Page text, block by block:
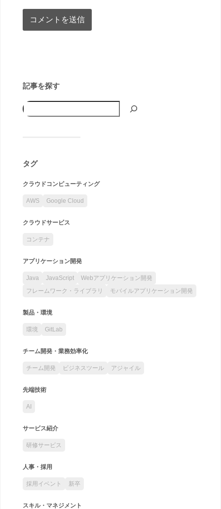
記事を探す
タグ
クラウドコンピューティング
AWS Google Cloud
クラウドサービス
コンテナ
アプリケーション開発
Java JavaScript
Webアプリケーション開発
フレームワーク・ライブラリ
モバイルアプリケーション開発
製品・環境
環境 GitLab
チーム開発・業務効率化
チーム開発 ビジネスツール アジャイル
先端技術
AI
サービス紹介
研修サービス
人事・採用
採用イベント 新卒
スキル・マネジメント